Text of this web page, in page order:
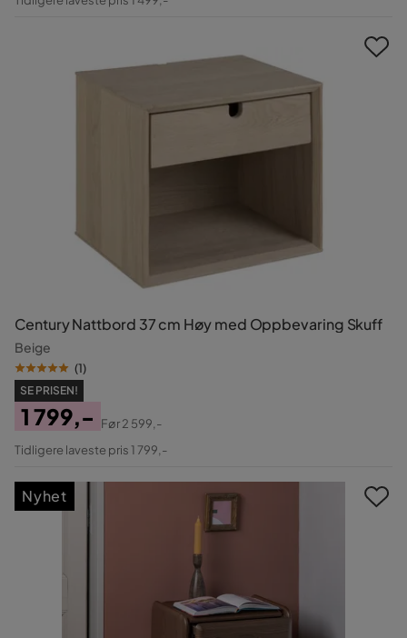
Century Nattbord 37 cm Høy med Oppbevaring Skuff
Beige
(1)
SE PRISEN!
Pris
1 799,-
Original
Før2 599,-
Tidligere laveste pris 1 799,-
Nyhet